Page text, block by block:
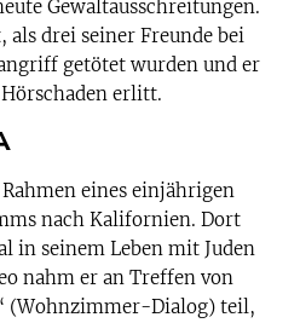
Gewaltausschreitungen.
als drei seiner Freunde bei
getötet wurden und er
erlitt.
eines einjährigen
nach Kalifornien. Dort
in seinem Leben mit Juden
nahm er an Treffen von
(Wohnzimmer-Dialog) teil,